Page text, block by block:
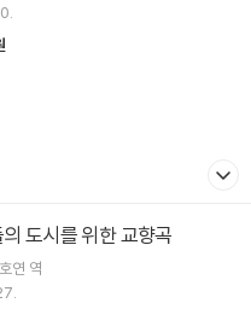
도시를 위한 교향곡
연 역